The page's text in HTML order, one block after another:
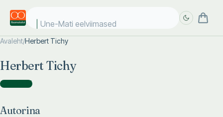
Une-Mati eelviimased k
Avaleht/Herbert Tichy
Herbert Tichy
Autorina )
Autorina